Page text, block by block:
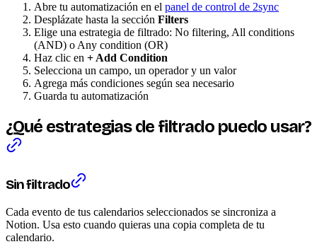
Abre tu automatización en el panel de control de 2sync
Desplázate hasta la sección Filters
Elige una estrategia de filtrado: No filtering, All conditions
(AND) o Any condition (OR)
Haz clic en + Add Condition
Selecciona un campo, un operador y un valor
Agrega más condiciones según sea necesario
Guarda tu automatización
¿Qué estrategias de filtrado puedo usar?
Sin filtrado
Cada evento de tus calendarios seleccionados se sincroniza a
Notion. Usa esto cuando quieras una copia completa de tu
calendario.